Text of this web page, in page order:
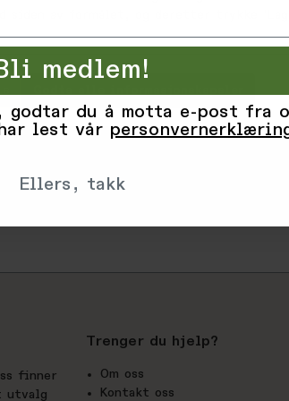
Silicone
Varekode:
Vurderinger
finner
utvalg
Trenger du hjelp?
Om oss
Kontakt oss
siden av formålet, og deretter trykke
medlem!
godtar du å motta e-post fra
lest vår
Ellers, takk